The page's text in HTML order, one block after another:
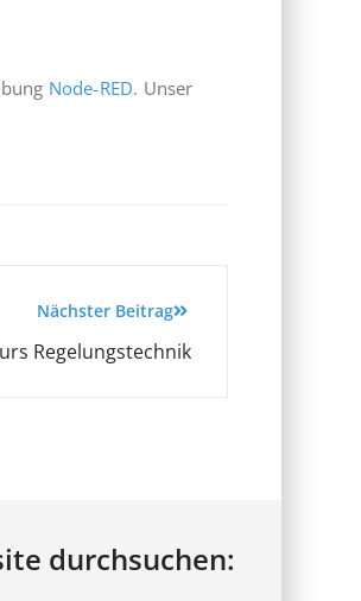
Node-RED. Unser
Nächster Beitrag
Regelungstechnik
durchsuchen: